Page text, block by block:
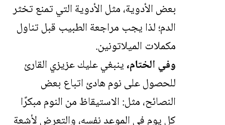
بعض الأدوية، مثل الأدوية التي تمنع تخثر
الدم؛ لذا يجب مراجعة الطبيب قبل تناول
مكملات الميلاتونين.
وفي الختام،ينبغي عليك عزيزي القارئ
للحصول على نوم هادئ اتباع بعض
النصائح، مثل: الاستيقاظ من النوم مبكرًا
كل يوم في الموعد نفسه، والتعرض لأشعة